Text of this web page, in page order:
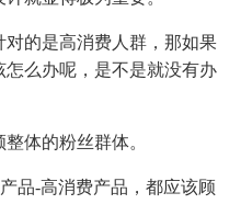
的是高消费人群，那如果
么办呢，是不是就没有办
体的粉丝群体。
-高消费产品，都应该顾